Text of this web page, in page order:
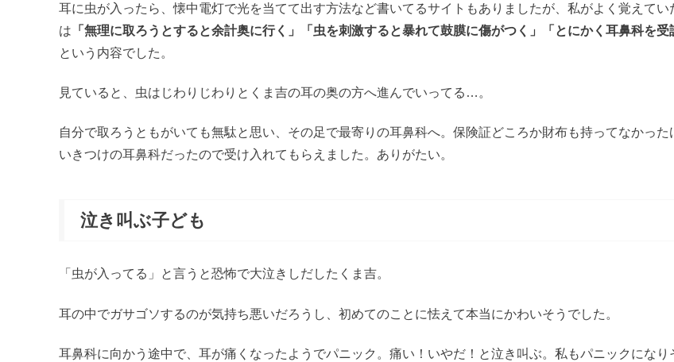
耳に虫が入ったら、懐中電灯で光を当てて出す方法など書いてるサイトもありましたが、私がよく覚えてい
は 「無理に取ろうとすると余計奥に行く」「虫を刺激すると暴れて鼓膜に傷がつく」「とにかく耳鼻科を受
という内容でした。
見ていると、虫はじわりじわりとくま吉の耳の奥の方へ進んでいってる…。
自分で取ろうともがいても無駄と思い、その足で最寄りの耳鼻科へ。保険証どころか財布も持ってなかった
いきつけの耳鼻科だったので受け入れてもらえました。ありがたい。
泣き叫ぶ子ども
「虫が入ってる」と言うと恐怖で大泣きしだしたくま吉。
耳の中でガサゴソするのが気持ち悪いだろうし、初めてのことに怯えて本当にかわいそうでした。
耳鼻科に向かう途中で、耳が痛くなったようでパニック。痛い！いやだ！と泣き叫ぶ。私もパニックになり